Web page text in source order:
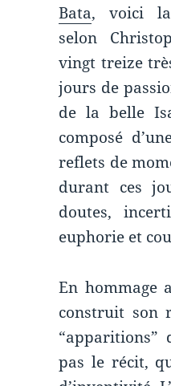
Bata, voici la
selon
vingt treize
jours de
de la belle
composé
reflets de
durant ces
doutes,
euphorie et
En hommage
construit son
“apparitions”
pas le récit,